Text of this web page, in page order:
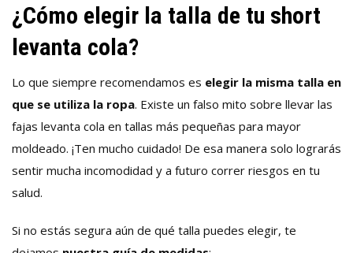
¿Cómo elegir la talla de tu short
levanta cola?
Lo que siempre recomendamos es elegir la misma talla en
que se utiliza la ropa. Existe un falso mito sobre llevar las
fajas levanta cola en tallas más pequeñas para mayor
moldeado. ¡Ten mucho cuidado! De esa manera solo lograrás
sentir mucha incomodidad y a futuro correr riesgos en tu
salud.
Si no estás segura aún de qué talla puedes elegir, te